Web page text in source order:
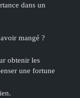
dans un
mangé ?
obtenir les
une fortune